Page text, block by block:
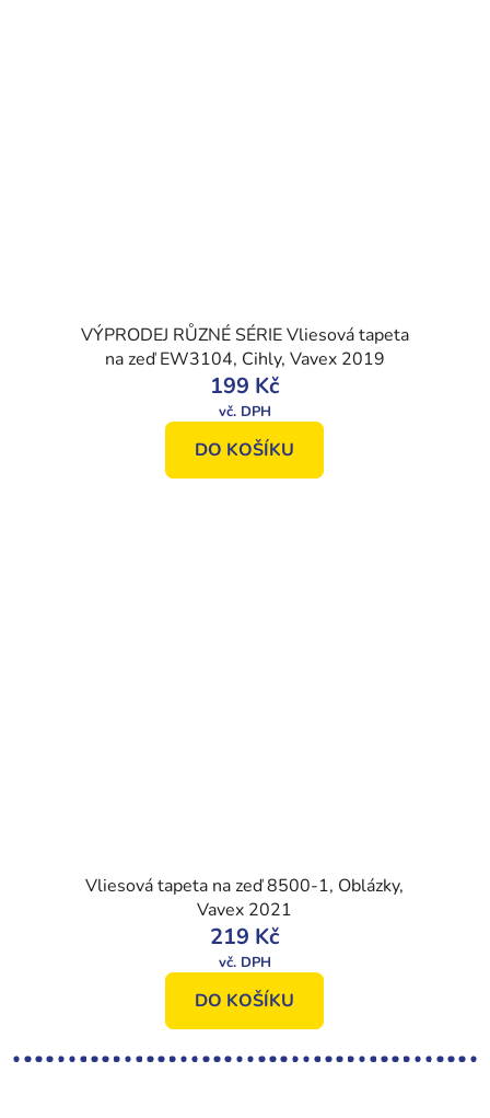
VÝPRODEJ RŮZNÉ SÉRIE Vliesová tapeta
na zeď EW3104, Cihly, Vavex 2019
199 Kč
DO KOŠÍKU
Vliesová tapeta na zeď 8500-1, Oblázky,
Vavex 2021
219 Kč
DO KOŠÍKU